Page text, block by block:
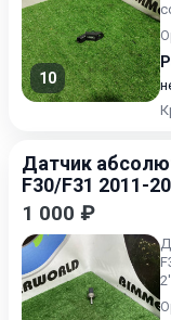
10
Датчик
F30/F31 2011-
1 000 ₽
3...